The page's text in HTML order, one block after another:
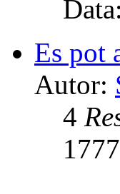
Es pot
Autor:
4